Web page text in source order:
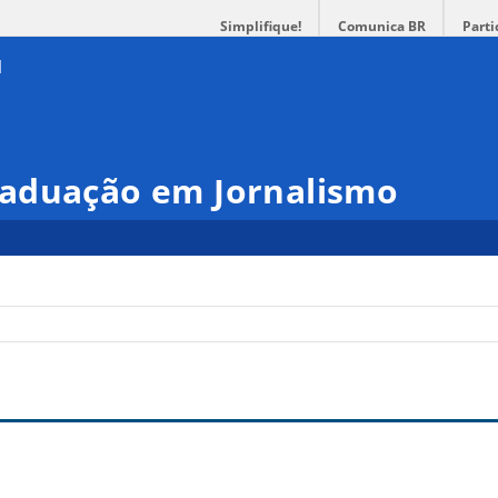
Simplifique! Comunica BR
em Jornalismo